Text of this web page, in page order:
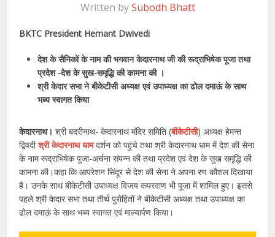
Written bySubodh Bhatt
BKTC President Hemant Dwivedi
देश के सैनिकों के नाम की भगवान केदारनाथ जी की रूद्राभिषेक पूजा तथा
प्रदेश -देश के सुख-समृद्धि की कामना की ।
श्री केदार सभा ने बीकेटीसी अध्यक्ष एवं उपाध्यक्ष का ढोल दमाऊं के साथ
भब्य स्वागत किया
केदारनाथ।श्री बदरीनाथ- केदारनाथ मंदिर समिति (बीकेटीसी) अध्यक्ष हेमन्त
द्विवदीश्री केदारनाथ धामदर्शन को पहुंचे तथा श्री केदारनाथ धाम में देश की सेना
के नाम रूद्राभिषेक पूजा-अर्चना संपन्न की तथा प्रदेश एवं देश के सुख समृद्धि की
कामना की।कहा कि आपरेशन सिंदूर से देश की सेना ने अपना रण कौशल दिखाया
है। उनके साथ बीकेटीसी उपाध्यक्ष विजय कपरवाण भी पूजा में शामिल हुए। इससे
पहले श्री केदार सभा तथा तीर्थ पुरोहितों ने बीकेटीसी अध्यक्ष तथा उपाध्यक्ष का
ढोल दमाऊं के साथ भब्य स्वागत एवं माल्यार्पण किया।